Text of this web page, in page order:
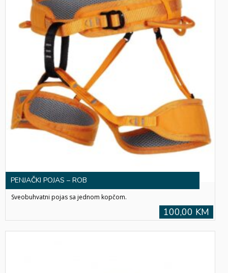
PENJAČKI POJAS – ROB
Sveobuhvatni pojas sa jednom kopčom.
100,00 KM